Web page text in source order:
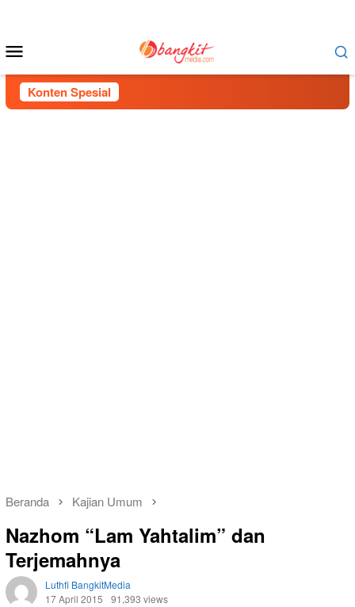
Mobile
Konten Spesial
Beranda Kajian Umum
Nazhom “Lam Yahtalim” dan
Terjemahnya
Luthfi BangkitMedia
17 April 2015
91,393 views